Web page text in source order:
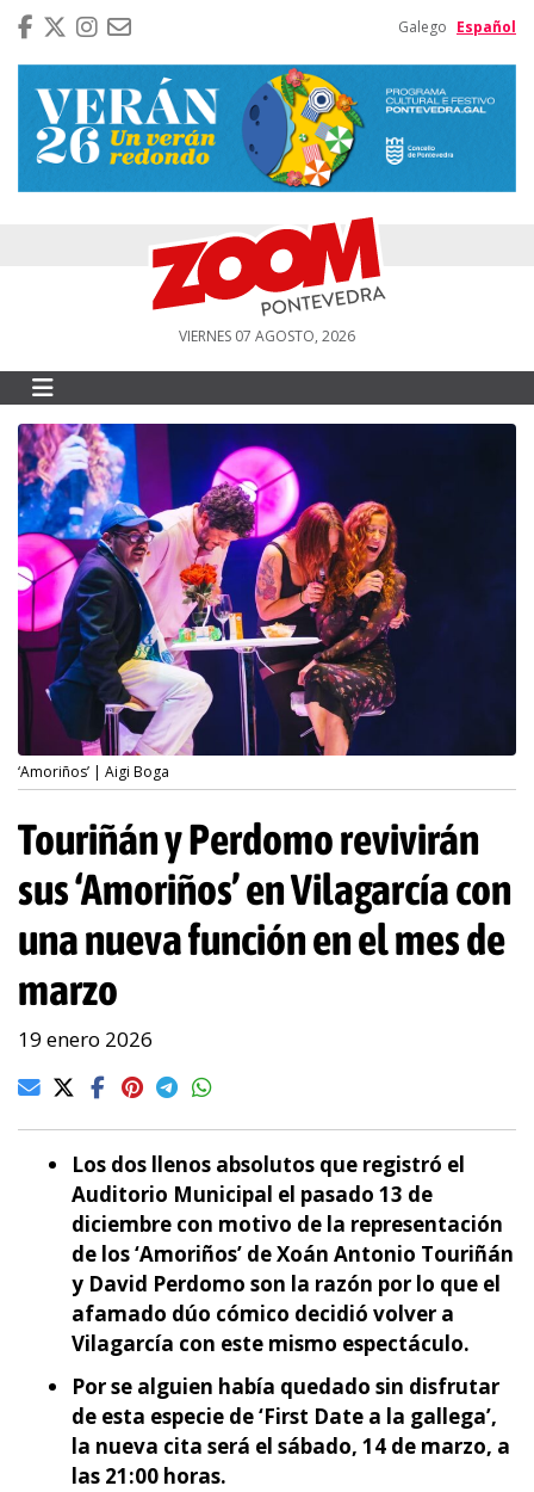
Galego Español
VIERNES 07 AGOSTO, 2026
‘Amoriños’ | Aigi Boga
Touriñán y Perdomo revivirán
sus ‘Amoriños’ en Vilagarcía con
una nueva función en el mes de
marzo
19 enero 2026
Los dos llenos absolutos que registró el
Auditorio Municipal el pasado 13 de
diciembre con motivo de la representación
de los ‘Amoriños’ de Xoán Antonio Touriñán
y David Perdomo son la razón por lo que el
afamado dúo cómico decidió volver a
Vilagarcía con este mismo espectáculo.
Por se alguien había quedado sin disfrutar
de esta especie de ‘First Date a la gallega’,
la nueva cita será el sábado, 14 de marzo, a
las 21:00 horas.